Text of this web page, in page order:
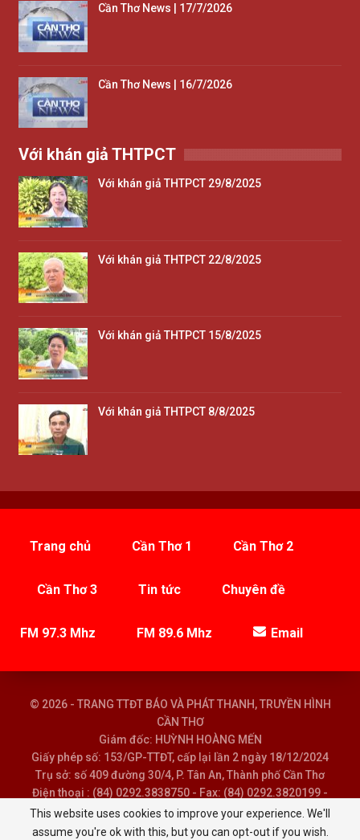
Cần Thơ News | 17/7/2026
Cần Thơ News | 16/7/2026
Với khán giả THTPCT
Với khán giả THTPCT 29/8/2025
Với khán giả THTPCT 22/8/2025
Với khán giả THTPCT 15/8/2025
Với khán giả THTPCT 8/8/2025
Trang chủ Cần Thơ 1 Cần Thơ 2
Cần Thơ 3 Tin tức Chuyên đề
FM 97.3 Mhz FM 89.6 Mhz Email
© 2026 - TRANG TTĐT BÁO VÀ PHÁT THANH, TRUYỀN HÌNH
CẦN THƠ
Giám đốc: HUỲNH HOÀNG MẾN
Giấy phép số: 153/GP-TTĐT, cấp lại lần 2 ngày 18/12/2024
Trụ sở: số 409 đường 30/4, P. Tân An, Thành phố Cần Thơ
Điện thoại : (84) 0292.3838750 - Fax: (84) 0292.3820199 -
Email : baoptth@cantho.gov.vn
This website uses cookies to improve your experience. We'll
assume you're ok with this, but you can opt-out if you wish.